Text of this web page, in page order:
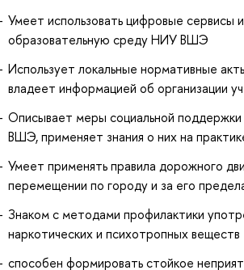
Умеет использовать цифровые сервисы
образовательную среду НИУ ВШЭ
Использует локальные нормативные
владеет информацией об организации
Описывает меры социальной
ВШЭ, применяет знания о них на
Умеет применять правила дорожного
перемещении по городу и за его
Знаком с методами профилактики
наркотических и психотропных веществ
способен формировать стойкое